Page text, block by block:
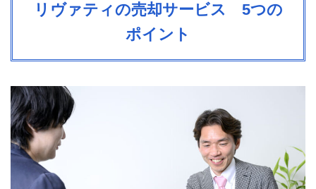
リヴァティの売却サービス 5つの
ポイント